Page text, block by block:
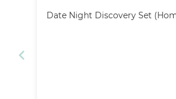
Date Night Discovery Set